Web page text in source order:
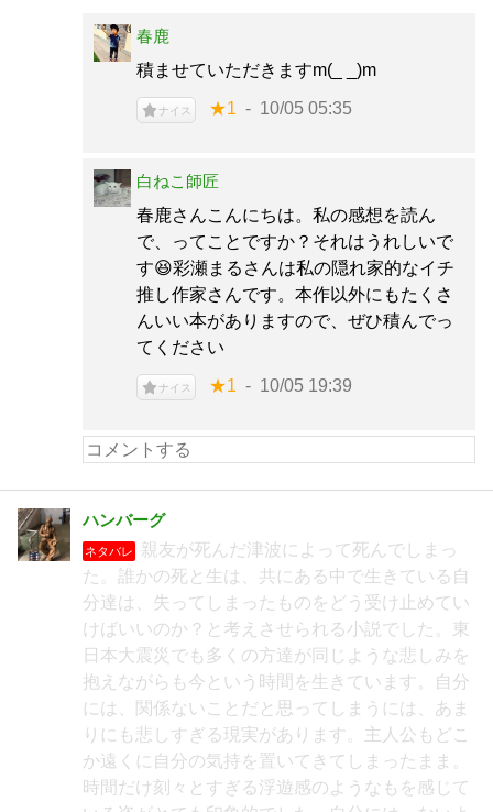
春鹿
積ませていただきますm(_ _)m
ナイス ★1 10/05 05:35
白ねこ師匠
春鹿さんこんにちは。私の感想を読ん
で、ってことですか？それはうれしいで
す😆彩瀬まるさんは私の隠れ家的なイチ
推し作家さんです。本作以外にもたくさ
んいい本がありますので、ぜひ積んでっ
てください
ナイス ★1 10/05 19:39
ハンバーグ
ネタバレ
親友が死んだ津波によって死んでしまっ
た。誰かの死と生は、共にある中で生きている自
分達は、失ってしまったものをどう受け止めてい
けばいいのか？と考えさせられる小説でした。東
日本大震災でも多くの方達が同じような悲しみを
抱えながらも今という時間を生きています。自分
には、関係ないことだと思ってしまうには、あま
りにも悲しすぎる現実があります。主人公もどこ
か遠くに自分の気持を置いてきてしまったまま。
時間だけ刻々とすぎる浮遊感のようなもを感じて